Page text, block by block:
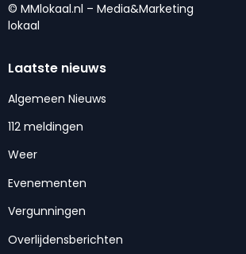
© MMlokaal.nl – Media&Marketing
lokaal
Laatste nieuws
Algemeen Nieuws
112 meldingen
Weer
Evenementen
Vergunningen
Overlijdensberichten